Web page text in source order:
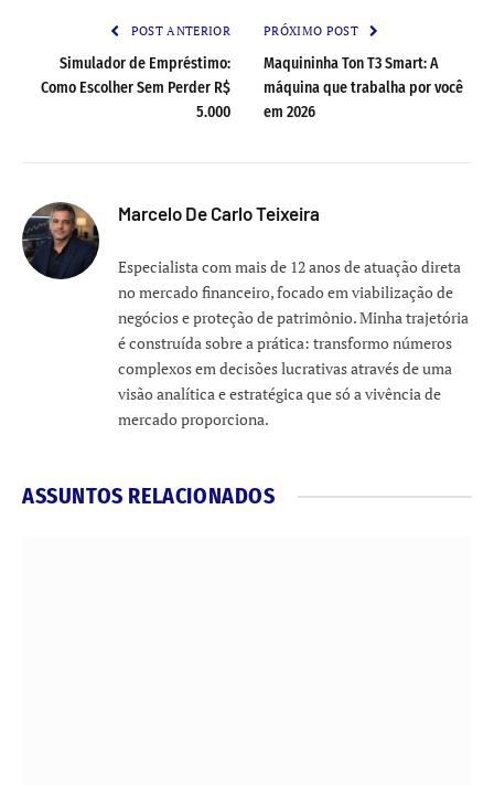
POST ANTERIOR
Simulador de Empréstimo:
Como Escolher Sem Perder R$
5.000
PRÓXIMO POST
Maquininha Ton T3 Smart: A
máquina que trabalha por você
em 2026
Marcelo De Carlo Teixeira
Especialista com mais de 12 anos de atuação direta
no mercado financeiro, focado em viabilização de
negócios e proteção de patrimônio. Minha trajetória
é construída sobre a prática: transformo números
complexos em decisões lucrativas através de uma
visão analítica e estratégica que só a vivência de
mercado proporciona.
ASSUNTOS RELACIONADOS